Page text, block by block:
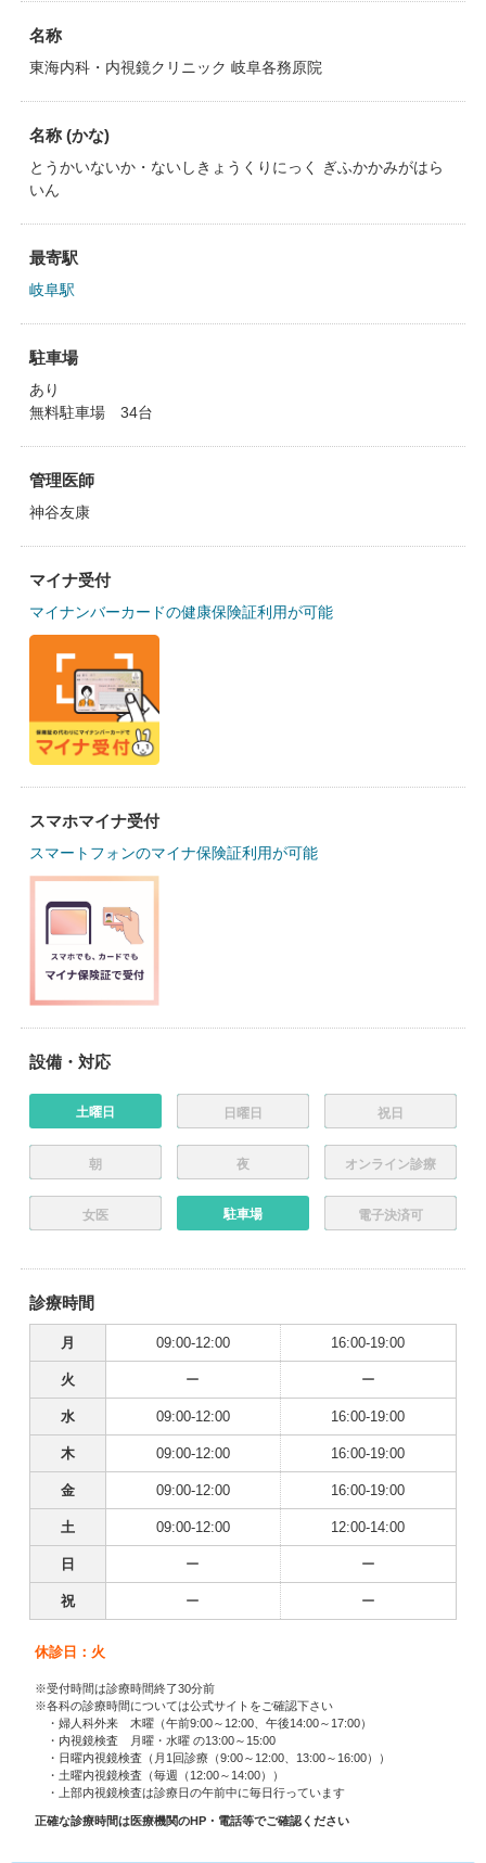
名称
東海内科・内視鏡クリニック 岐阜各務原院
名称 (かな)
とうかいないか・ないしきょうくりにっく ぎふかかみがはら
いん
最寄駅
岐阜駅
駐車場
あり
無料駐車場 34台
管理医師
神谷友康
マイナ受付
マイナンバーカードの健康保険証利用が可能
スマホマイナ受付
スマートフォンのマイナ保険証利用が可能
設備・対応
土曜日 日曜日 祝日
朝 夜 オンライン診療
女医 駐車場 電子決済可
診療時間
月 09:00-12:00 16:00-19:00
火 ー ー
水 09:00-12:00 16:00-19:00
木 09:00-12:00 16:00-19:00
金 09:00-12:00 16:00-19:00
土 09:00-12:00 12:00-14:00
日 ー ー
祝 ー ー
休診日：火
※受付時間は診療時間終了30分前
※各科の診療時間については公式サイトをご確認下さい
・婦人科外来 木曜（午前9:00～12:00、午後14:00～17:00）
・内視鏡検査 月曜・水曜 の13:00～15:00
・日曜内視鏡検査（月1回診療（9:00～12:00、13:00～16:00））
・土曜内視鏡検査（毎週（12:00～14:00））
・上部内視鏡検査は診療日の午前中に毎日行っています
正確な診療時間は医療機関のHP・電話等でご確認ください